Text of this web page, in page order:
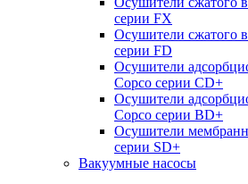
серии FX
Осушители сжатого
серии FD
Осушители
Copco серии СD+
Осушители
Copco серии BD+
Осушители
серии SD+
Вакуумные насосы